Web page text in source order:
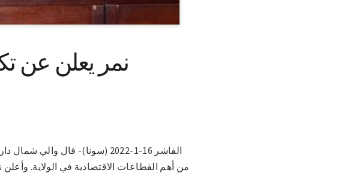
نمر يعلن عن
الفاشر 16-1-2022 (سونا)- قال
من أهم القطاعات الاقتصادية في الولاية. وأعلن